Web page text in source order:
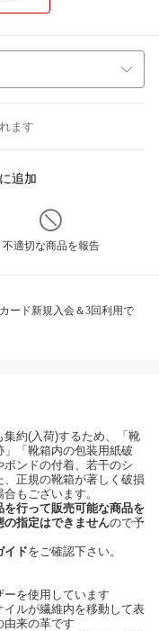
ます
追加
不適切な商品を報告
ード新規入会＆3回利用で
約(入荷)するため、「靴
「靴箱内の包装用紙破
ンドの付着、若干のシ
正規の靴箱が著しく破損
もございます。
を行って販売可能な商品を
の指定はできませんので予
イドをご確認下さい。
を使用しています
ルが繊維内を移動して表
由来の革です